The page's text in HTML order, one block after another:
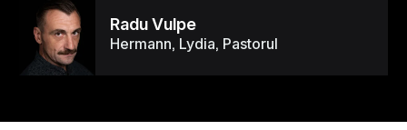
Radu Vulpe
Hermann, Lydia, Pastorul